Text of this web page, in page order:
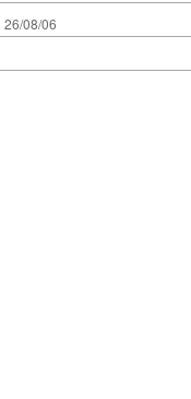
26/08/06